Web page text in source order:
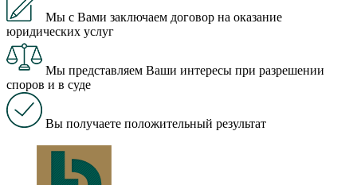
Мы с Вами заключаем договор на оказание
юридических услуг
Мы представляем Ваши интересы при разрешении
споров и в суде
Вы получаете положительный результат